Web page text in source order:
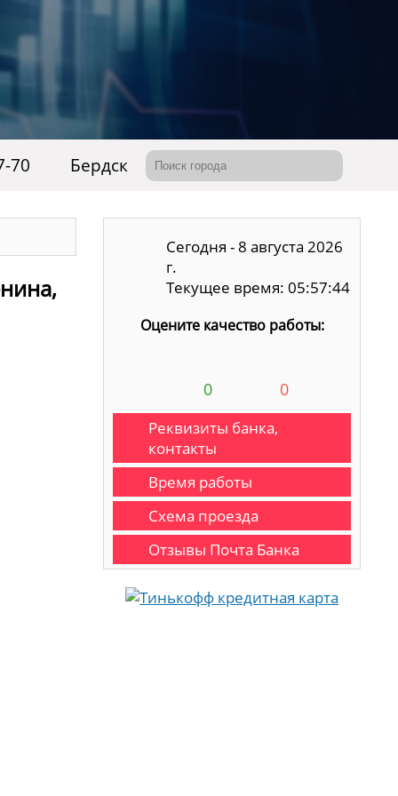
70 Бердск
Сегодня - 8 августа 2026
г.
Текущее время: 05:57:45
Оцените качество работы:
0 0
Реквизиты банка,
контакты
Время работы
Схема проезда
Отзывы Почта Банка